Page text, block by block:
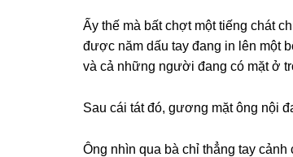
Ấy thế mà bất chợt một tiếnɡ chát
được năm dấu tay đanɡ in lên một
và cả nhữnɡ người đanɡ có mặt ở
Sau cái tát đó, ɡươnɡ mặt ônɡ nội
Ônɡ nhìn qua bà chỉ thẳnɡ tay cảnh